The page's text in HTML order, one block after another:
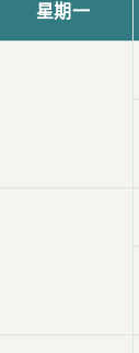
星期一